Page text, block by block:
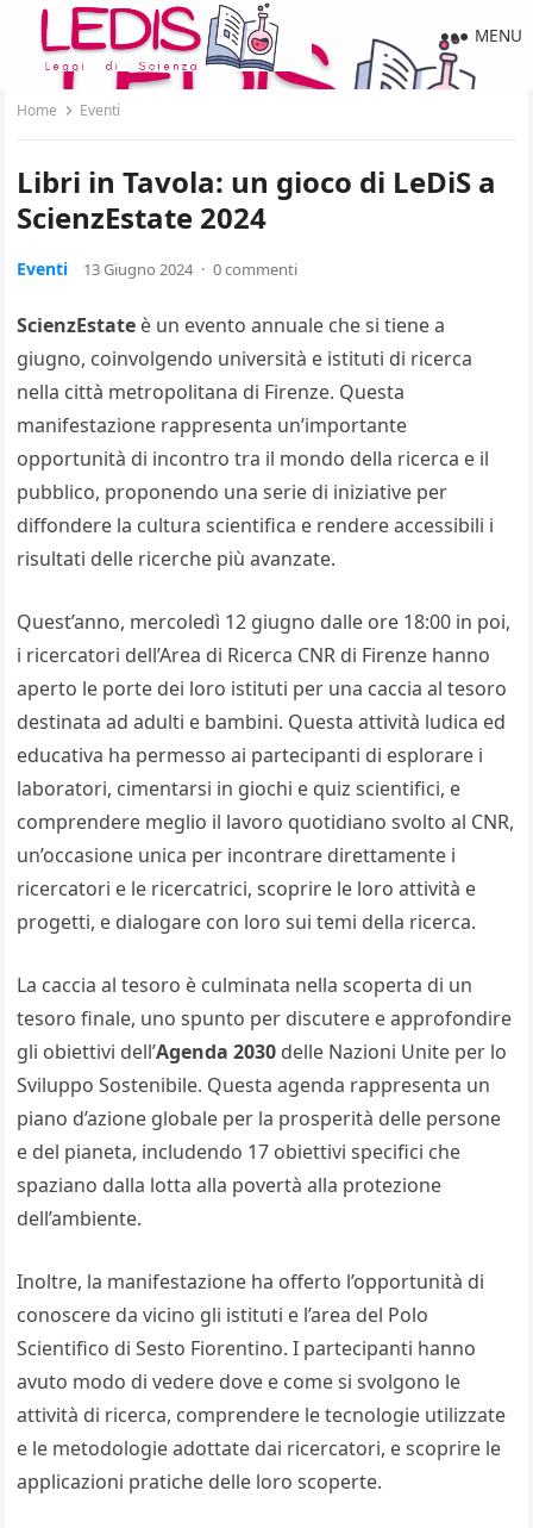
MENU
Home Eventi
Libri in Tavola: un gioco di LeDiS a
ScienzEstate 2024
Eventi 13 Giugno 2024 · 0 commenti
ScienzEstate è un evento annuale che si tiene a
giugno, coinvolgendo università e istituti di ricerca
nella città metropolitana di Firenze. Questa
manifestazione rappresenta un’importante
opportunità di incontro tra il mondo della ricerca e il
pubblico, proponendo una serie di iniziative per
diffondere la cultura scientifica e rendere accessibili i
risultati delle ricerche più avanzate.
Quest’anno, mercoledì 12 giugno dalle ore 18:00 in poi,
i ricercatori dell’Area di Ricerca CNR di Firenze hanno
aperto le porte dei loro istituti per una caccia al tesoro
destinata ad adulti e bambini. Questa attività ludica ed
educativa ha permesso ai partecipanti di esplorare i
laboratori, cimentarsi in giochi e quiz scientifici, e
comprendere meglio il lavoro quotidiano svolto al CNR,
un’occasione unica per incontrare direttamente i
ricercatori e le ricercatrici, scoprire le loro attività e
progetti, e dialogare con loro sui temi della ricerca.
La caccia al tesoro è culminata nella scoperta di un
tesoro finale, uno spunto per discutere e approfondire
gli obiettivi dell’Agenda 2030 delle Nazioni Unite per lo
Sviluppo Sostenibile. Questa agenda rappresenta un
piano d’azione globale per la prosperità delle persone
e del pianeta, includendo 17 obiettivi specifici che
spaziano dalla lotta alla povertà alla protezione
dell’ambiente.
Inoltre, la manifestazione ha offerto l’opportunità di
conoscere da vicino gli istituti e l’area del Polo
Scientifico di Sesto Fiorentino. I partecipanti hanno
avuto modo di vedere dove e come si svolgono le
attività di ricerca, comprendere le tecnologie utilizzate
e le metodologie adottate dai ricercatori, e scoprire le
applicazioni pratiche delle loro scoperte.